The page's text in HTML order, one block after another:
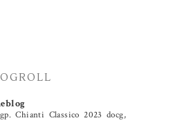
Chianti Classico 2023 docg,